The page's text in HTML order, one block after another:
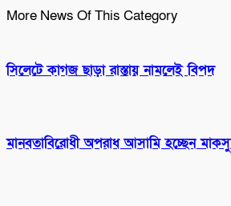
More News Of This Category
সিলেটে কাগজ ছাড়া রাস্তায় নামলেই বিপদ
মানবতাবিরোধী অপরাধ আসামি হচ্ছেন